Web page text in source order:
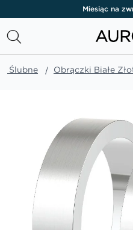
Miesiąc na
Ślubne Obrączki Białe